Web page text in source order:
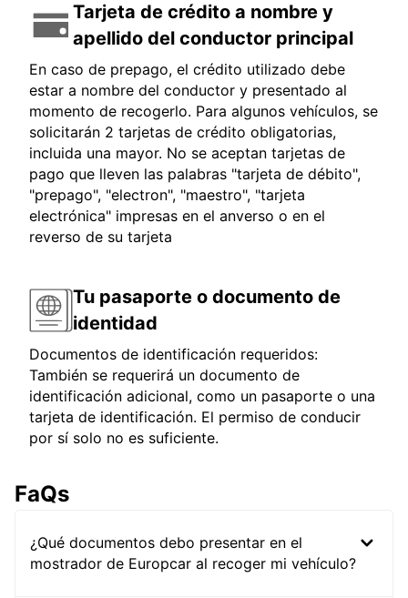
Tarjeta de crédito a nombre y
apellido del conductor principal
En caso de prepago, el crédito utilizado debe
estar a nombre del conductor y presentado al
momento de recogerlo. Para algunos vehículos, se
solicitarán 2 tarjetas de crédito obligatorias,
incluida una mayor. No se aceptan tarjetas de
pago que lleven las palabras "tarjeta de débito",
"prepago", "electron", "maestro", "tarjeta
electrónica" impresas en el anverso o en el
reverso de su tarjeta
Tu pasaporte o documento de
identidad
Documentos de identificación requeridos:
También se requerirá un documento de
identificación adicional, como un pasaporte o una
tarjeta de identificación. El permiso de conducir
por sí solo no es suficiente.
FaQs
¿Qué documentos debo presentar en el
mostrador de Europcar al recoger mi vehículo?